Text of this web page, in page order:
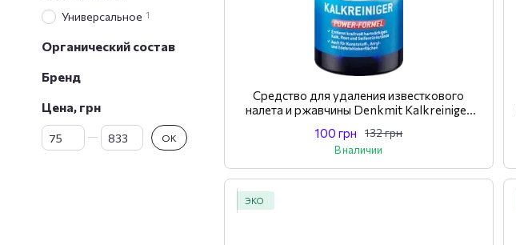
Средство для удаления известкового
налета и ржавчины Denkmit Kalkreiniger
132 грн
100 грн
В наличии
ЭКО
Универсальное 1
Органический состав
Бренд
Цена, грн
От Цена, грн
До Цена, грн OK